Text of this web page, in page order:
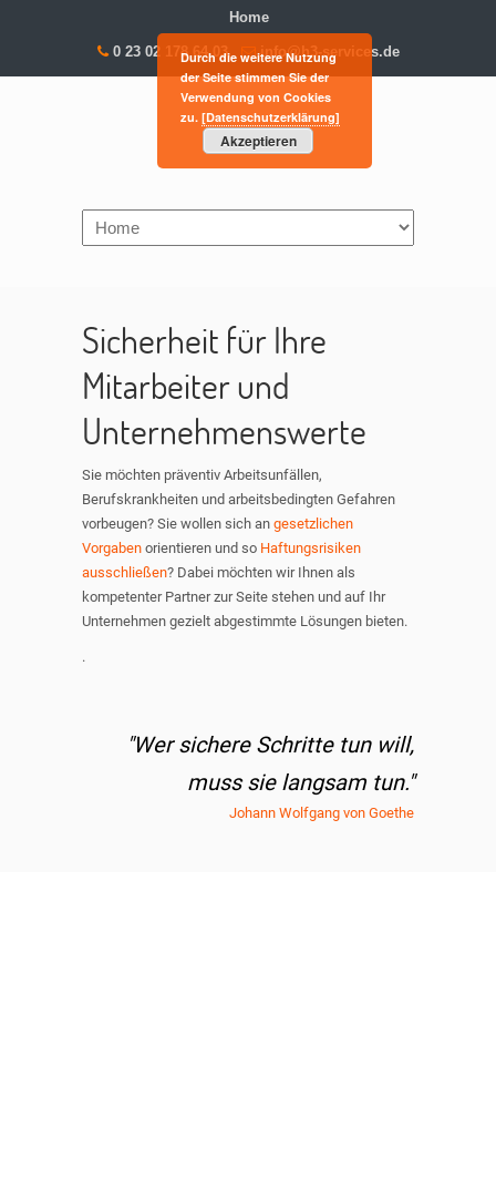
Home
0 23 02 178 64 03 info@h3-services.de
Navigation
Sicherheit für Ihre
Mitarbeiter und
Unternehmenswerte
Sie möchten präventiv Arbeitsunfällen,
Berufskrankheiten und arbeitsbedingten Gefahren
vorbeugen? Sie wollen sich an gesetzlichen
Vorgaben orientieren und so Haftungsrisiken
ausschließen? Dabei möchten wir Ihnen als
kompetenter Partner zur Seite stehen und auf Ihr
Unternehmen gezielt abgestimmte Lösungen bieten.
.
"Wer sichere Schritte tun will,
muss sie langsam tun."
Johann Wolfgang von Goethe
Durch die weitere Nutzung
der Seite stimmen Sie der
Verwendung von Cookies
zu. [Datenschutzerklärung]
Akzeptieren